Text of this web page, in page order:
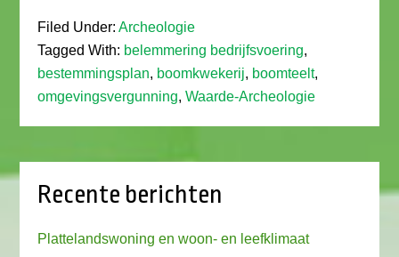
Filed Under:Archeologie
Tagged With: belemmering bedrijfsvoering,
bestemmingsplan, boomkwekerij, boomteelt,
omgevingsvergunning,Waarde-Archeologie
Recente berichten
Plattelandswoning en woon- en leefklimaat